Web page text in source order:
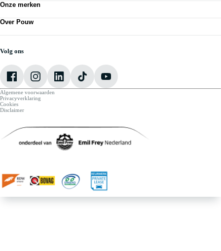
Bedrijfswagens
Nieuws
Vestigingen
Onze merken
Audi
Škoda
VW Bedrijfswagens
Over Pouw
Over Pouw
Vacatures
Volg ons
Algemene voorwaarden
Privacyverklaring
Cookies
Disclaimer